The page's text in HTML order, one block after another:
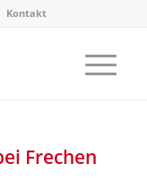
Kontakt
Frechen